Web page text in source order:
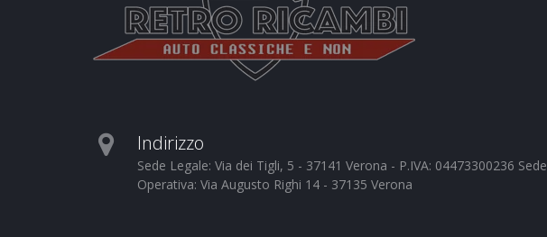
Indirizzo
Sede Legale: Via dei Tigli, 5 - 37141 Verona - P.IVA: 04473300236 Sede
Operativa: Via Augusto Righi 14 - 37135 Verona